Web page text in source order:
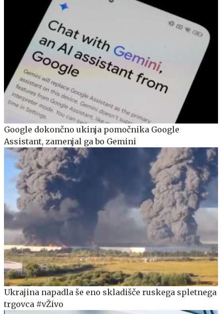
Google dokončno ukinja pomočnika Google
Assistant, zamenjal ga bo Gemini
Ukrajina napadla še eno skladišče ruskega spletnega
trgovca #vŽivo